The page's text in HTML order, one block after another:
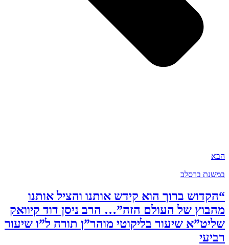
הבא
במשנת ברסלב
“הקדוש ברוך הוא קידש אותנו והציל אותנו
מהבוץ של העולם הזה”… הרב ניסן דוד קיוואק
שליט”א שיעור בליקוטי מוהר”ן תורה ל”ו שיעור
רביעי